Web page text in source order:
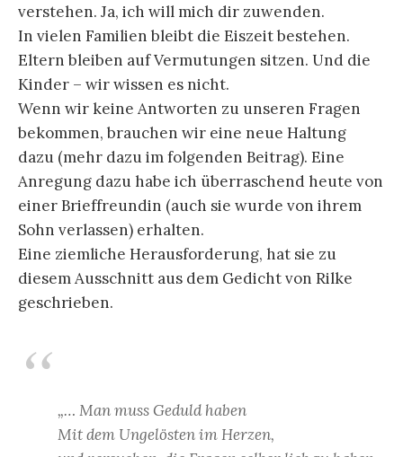
verstehen. Ja, ich will mich dir zuwenden.
In vielen Familien bleibt die Eiszeit bestehen.
Eltern bleiben auf Vermutungen sitzen. Und die
Kinder – wir wissen es nicht.
Wenn wir keine Antworten zu unseren Fragen
bekommen, brauchen wir eine neue Haltung
dazu (mehr dazu im folgenden Beitrag). Eine
Anregung dazu habe ich überraschend heute von
einer Brieffreundin (auch sie wurde von ihrem
Sohn verlassen) erhalten.
Eine ziemliche Herausforderung, hat sie zu
diesem Ausschnitt aus dem Gedicht von Rilke
geschrieben.
„… Man muss Geduld haben
Mit dem Ungelösten im Herzen,